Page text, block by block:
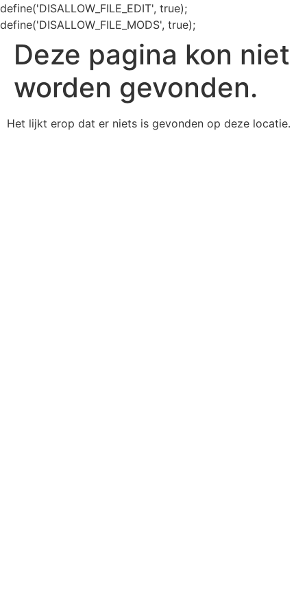
define('DISALLOW_FILE_EDIT', true);
define('DISALLOW_FILE_MODS', true);
Deze pagina kon niet
worden gevonden.
Het lijkt erop dat er niets is gevonden op deze locatie.